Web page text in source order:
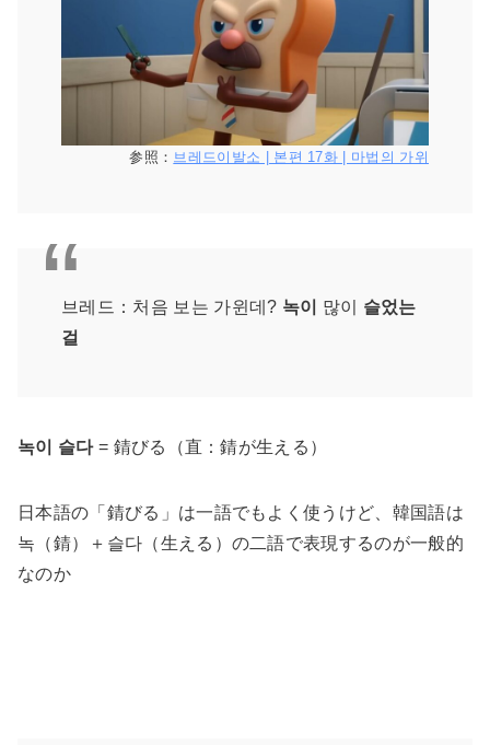
参照： 브레드이발소 | 본편 17화 | 마법의 가위
브레드：처음 보는 가윈데? 녹이 많이 슬었는
걸
녹이 슬다= 錆びる（直：錆が生える）
日本語の「錆びる」は一語でもよく使うけど、韓国語は
녹（錆）＋슬다（生える）の二語で表現するのが一般的
なのか